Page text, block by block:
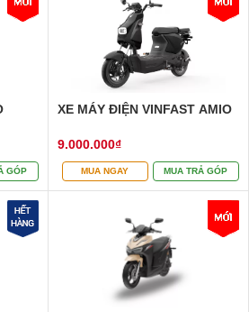
GÓP
XE MÁY ĐIỆN VINFAST AMIO
9.000.000₫
MUA NGAY MUA TRẢ GÓP